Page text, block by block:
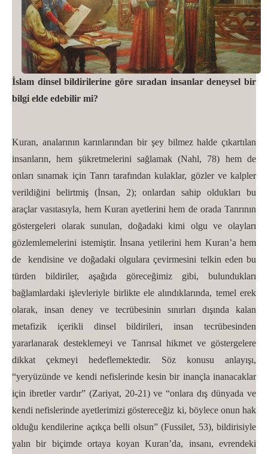
İslam dinsel bildirilerine göre sıradan insanlar deneysel bir
bilgi elde edebilir mi?
Kuran, analarının karınlarından bir şey bilmez halde çıkartılan
insanların, hem şükretmelerini sağlamak (Nahl, 78) hem de
onları sınamak için Tanrı tarafından kulaklar, gözler ve kalpler
verildiğini belirtmiş (İnsan, 2); onlardan sahip oldukları bu
araçlar vasıtasıyla, hem Kuran ayetlerini hem de orada Tanrının
göstergeleri olarak sunulan, doğadaki kimi olgu ve olayları
gözlemlemelerini istemiştir. İnsana yetilerini hem Kuran’a hem
de kendisine ve doğadaki olgulara çevirmesini telkin eden bu
türden bildiriler, aşağıda göreceğimiz gibi, bulundukları
bağlamlardaki işlevleriyle birlikte ele alındıklarında, temel erek
olarak, insan deney ve tecrübesinin sınırları dışında kalan
metafizik içerikli dinsel bildirileri, insan tecrübesinden
yararlanarak desteklemeyi ve Tanrısal hikmet ve göstergelere
dikkat çekmeyi hedeflemektedir. Söz konusu anlayışı,
“yeryüzünde ve kendi nefislerinde kesin bir inançla inanacaklar
için ibretler vardır” (Zariyat, 20-21) ve “onlara dış dünyada ve
kendi nefislerinde ayetlerimizi göstereceğiz ki, böylece onun hak
olduğu kendilerine açıkça belli olsun” (Fussilet, 53), bildirisiyle
yalın bir biçimde ortaya koyan Kuran’da, insanı, evrendeki